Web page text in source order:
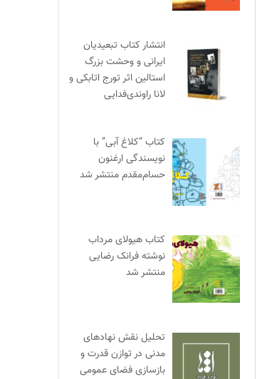
انتشار کتاب تبعیدیان
ایرانی و وحشت بزرگ
استالین اثر تورج اتابکی و
لانا راوندی‌فدایی
کتاب “کلاغ آبی” با
نویسندگی ارغنون
حسام‌مقدم منتشر شد
کتاب هیولای مرداب
نوشته فرانک رضایی
منتشر شد
تحلیل نقش نهادهای
مدنی در توازن قدرت و
بازسازی فضای عمومی